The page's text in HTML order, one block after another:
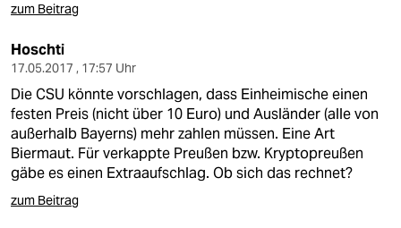
zum Beitrag
Hoschti
17.05.2017 , 17:57 Uhr
Die CSU könnte vorschlagen, dass Einheimische einen
festen Preis (nicht über 10 Euro) und Ausländer (alle von
außerhalb Bayerns) mehr zahlen müssen. Eine Art
Biermaut. Für verkappte Preußen bzw. Kryptopreußen
gäbe es einen Extraaufschlag. Ob sich das rechnet?
zum Beitrag